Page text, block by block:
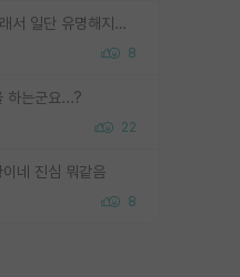
ㅋㅋㅋㅋㅋㅋ ㅠㅠ 그래서 일단 유명해지는게 중요한거같습니다
8
하는군요...?
22
네 진심 뭐같음
8